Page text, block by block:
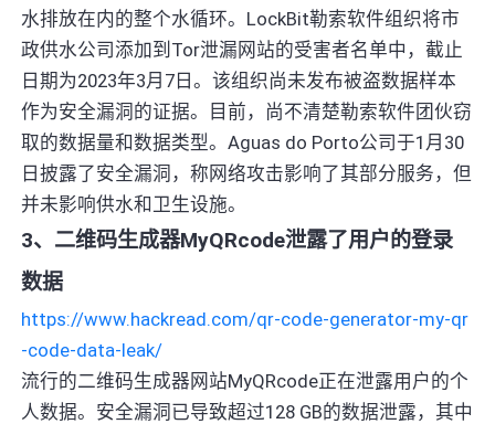
水排放在内的整个水循环。LockBit勒索软件组织将市
政供水公司添加到Tor泄漏网站的受害者名单中，截止
日期为2023年3月7日。该组织尚未发布被盗数据样本
作为安全漏洞的证据。目前，尚不清楚勒索软件团伙窃
取的数据量和数据类型。Aguas do Porto公司于1月30
日披露了安全漏洞，称网络攻击影响了其部分服务，但
并未影响供水和卫生设施。
3、二维码生成器MyQRcode泄露了用户的登录
数据
https://www.hackread.com/qr-code-generator-my-qr
-code-data-leak/
流行的二维码生成器网站MyQRcode正在泄露用户的个
人数据。安全漏洞已导致超过128 GB的数据泄露，其中